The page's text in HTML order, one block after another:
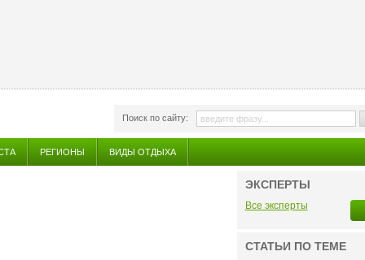
Поиск по сайту:
РЕГИОНЫ ВИДЫ ОТДЫХА
ЭКСПЕРТЫ
Все эксперты
СТАТЬИ ПО ТЕМЕ